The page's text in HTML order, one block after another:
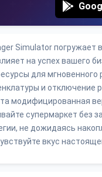
Simulator погружает
на успех вашего
для
и отключение
модифицированная
супермаркет без
не дожидаясь
вкус